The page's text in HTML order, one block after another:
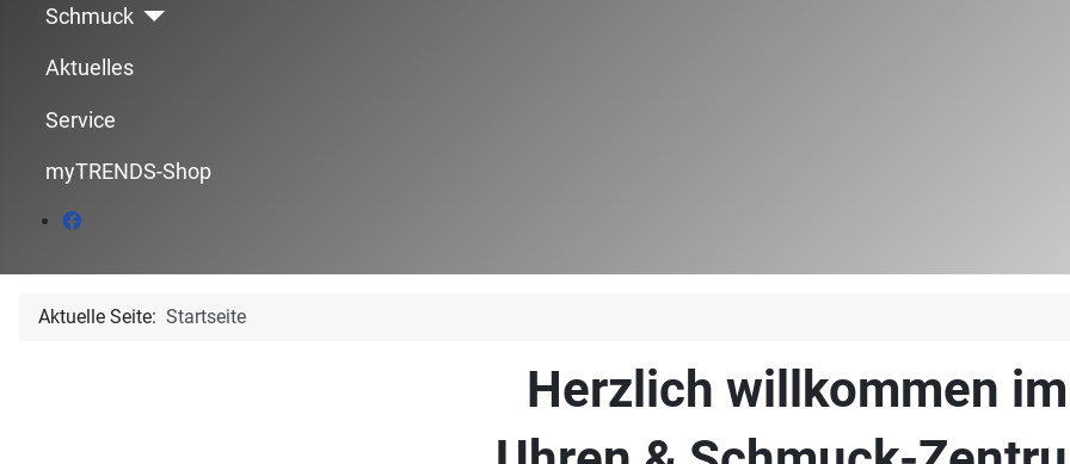
Schmuck
Aktuelles
Service
myTRENDS-Shop
Aktuelle Seite: Startseite
Herzlich willkommen